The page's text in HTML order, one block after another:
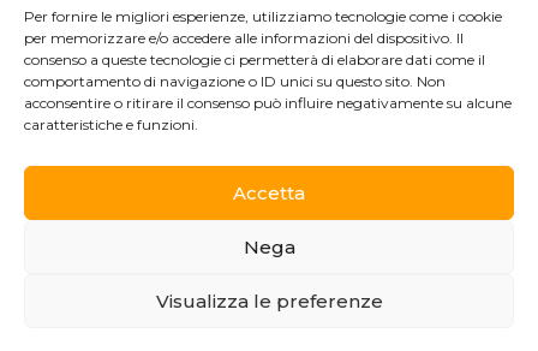
Per fornire le migliori esperienze, utilizziamo tecnologie come i cookie
per memorizzare e/o accedere alle informazioni del dispositivo. Il
consenso a queste tecnologie ci permetterà di elaborare dati come il
comportamento di navigazione o ID unici su questo sito. Non
acconsentire o ritirare il consenso può influire negativamente su alcune
caratteristiche e funzioni.
Accetta
Nega
Visualizza le preferenze
Ecommerce gestito da Effatà Editrice SAS
Telefono: (+39) 0121 353452 -info@effata.it
Condizioni di vendita
Privacy Policy